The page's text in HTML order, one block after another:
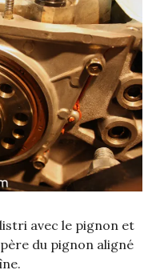
avec le pignon et
du pignon aligné